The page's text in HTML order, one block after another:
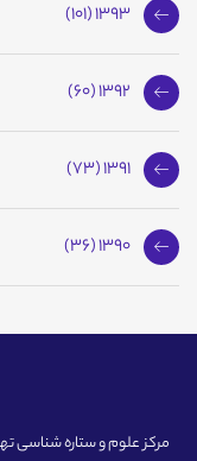
1393 (101)
1392 (60)
1391 (73)
1390 (36)
مرکز علوم و ستاره شناسی